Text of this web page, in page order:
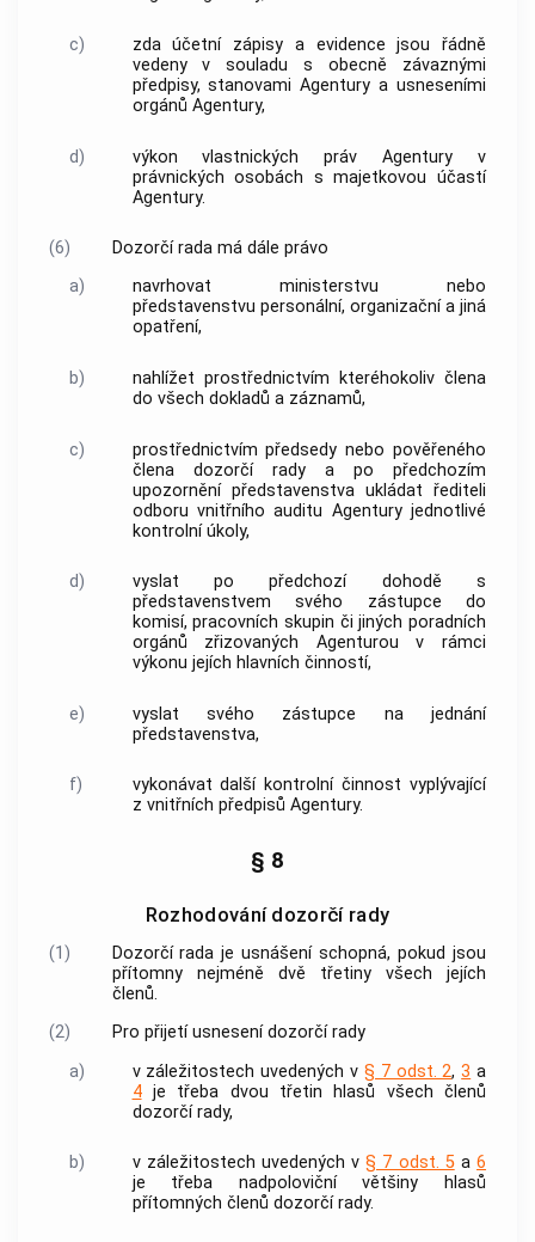
c)
zda účetní zápisy a evidence jsou řádně
vedeny v souladu s obecně závaznými
předpisy, stanovamiAgentury a usneseními
orgánů Agentury,
d) výkon vlastnických právAgentury v
právnických osobách s majetkovou účastí
Agentury.
(6) Dozorčí radamá dále právo
a)
navrhovat ministerstvu nebo
představenstvu personální, organizační a jiná
opatření,
b)
nahlížet prostřednictvím kteréhokoliv člena
do všech dokladů a záznamů,
c)
prostřednictvím předsedy nebo pověřeného
člena dozorčí radya po předchozím
upozornění představenstva ukládat řediteli
odboru vnitřního auditu Agenturyjednotlivé
kontrolní úkoly,
d)
vyslat po předchozí dohodě s
představenstvem svého zástupce do
komisí, pracovních skupin či jiných poradních
orgánů zřizovaných Agenturou v rámci
výkonu jejích hlavních činností,
e)
vyslat svého zástupce na jednání
představenstva,
f)
vykonávat další kontrolní činnost vyplývající
z vnitřních předpisů Agentury.
§ 8
Rozhodování dozorčí rady
(1) Dozorčí rada je usnášení schopná, pokud jsou
přítomny nejméně dvě třetiny všech jejích
členů.
(2)
Pro přijetí usnesenídozorčí rady
a)
v záležitostech uvedených v § 7 odst. 2,3 a
4je třeba dvou třetin hlasů všech členů
dozorčí rady,
b) v záležitostech uvedených v§ 7 odst. 5a6
je třeba nadpoloviční většiny hlasů
přítomných členů dozorčí rady.